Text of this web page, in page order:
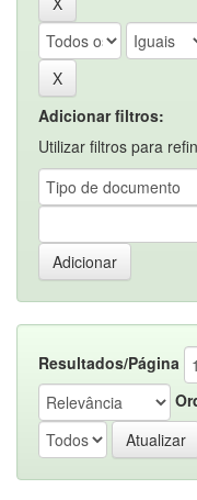
Adicionar filtros:
Utilizar filtros para
Resultados/Página